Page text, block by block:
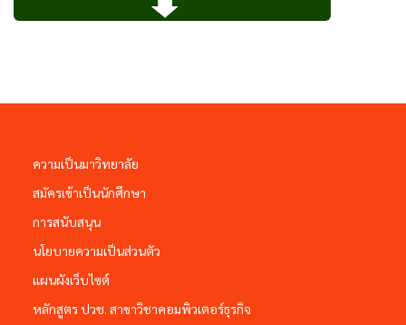
ความเป็นมาวิทยาลัย
สมัครเข้าเป็นนักศึกษา
การสนับสนุน
นโยบายความเป็นส่วนตัว
แผนผังเว็บไซต์
หลักสูตร ปวช. สาขาวิชาคอมพิวเตอร์ธุรกิจ